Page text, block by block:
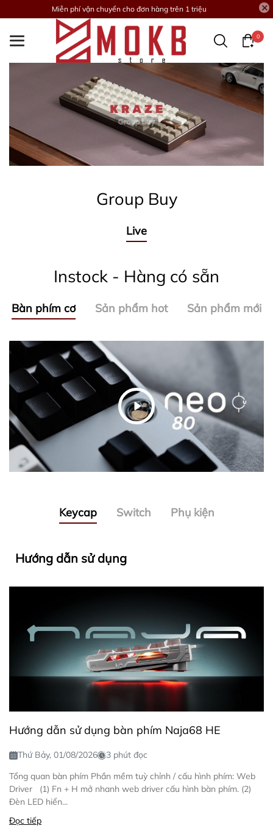
Miễn phí vận chuyển cho đơn hàng trên 1 triệu
0
Group Buy
Live
Instock - Hàng có sẵn
Bàn phím cơ Sản phẩm hot Sản phẩm mới
Keycap Switch Phụ kiện
Hướng dẫn sử dụng
Hướng dẫn sử dụng bàn phím Naja68 HE
Thứ Bảy, 01/08/2026
3 phút đọc
Tổng quan bàn phím Phần mềm tuỳ chỉnh / cấu hình phím: Web
Driver (1) Fn + H mở nhanh web driver cấu hình bàn phím. (2)
Đèn LED hiển...
Đọc tiếp